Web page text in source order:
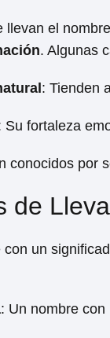
llevan el
. Algunas
: Tienden
Su fortaleza
conocidos por
de
con un
: Un nombre